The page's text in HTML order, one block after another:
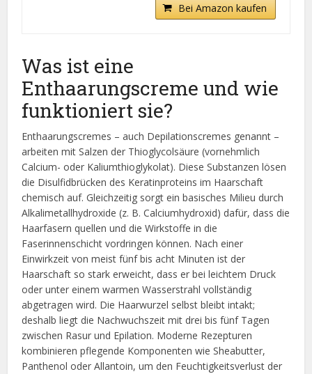
Bei Amazon kaufen
Was ist eine
Enthaarungscreme und wie
funktioniert sie?
Enthaarungscremes – auch Depilationscremes genannt –
arbeiten mit Salzen der Thioglycolsäure (vornehmlich
Calcium- oder Kaliumthioglykolat). Diese Substanzen lösen
die Disulfidbrücken des Keratinproteins im Haarschaft
chemisch auf. Gleichzeitig sorgt ein basisches Milieu durch
Alkalimetallhydroxide (z. B. Calciumhydroxid) dafür, dass die
Haarfasern quellen und die Wirkstoffe in die
Faserinnenschicht vordringen können. Nach einer
Einwirkzeit von meist fünf bis acht Minuten ist der
Haarschaft so stark erweicht, dass er bei leichtem Druck
oder unter einem warmen Wasserstrahl vollständig
abgetragen wird. Die Haarwurzel selbst bleibt intakt;
deshalb liegt die Nachwuchszeit mit drei bis fünf Tagen
zwischen Rasur und Epilation. Moderne Rezepturen
kombinieren pflegende Komponenten wie Sheabutter,
Panthenol oder Allantoin, um den Feuchtigkeitsverlust der